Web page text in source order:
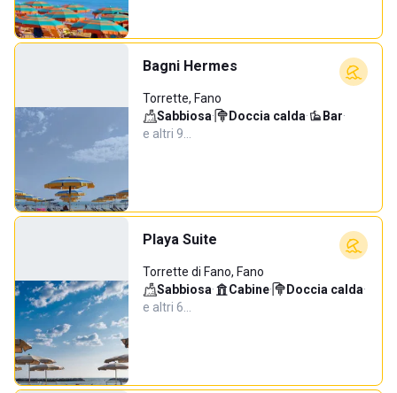
Bagni Hermes
Torrette, Fano
Sabbiosa· Doccia calda· Bar·
e altri 9…
Playa Suite
Torrette di Fano, Fano
Sabbiosa· Cabine· Doccia calda·
e altri 6…